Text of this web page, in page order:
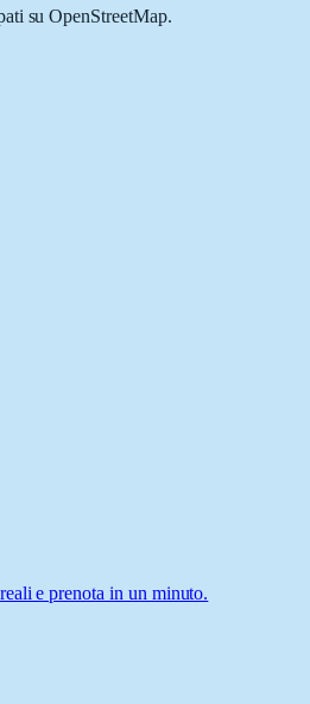
su OpenStreetMap.
e prenota in un minuto.